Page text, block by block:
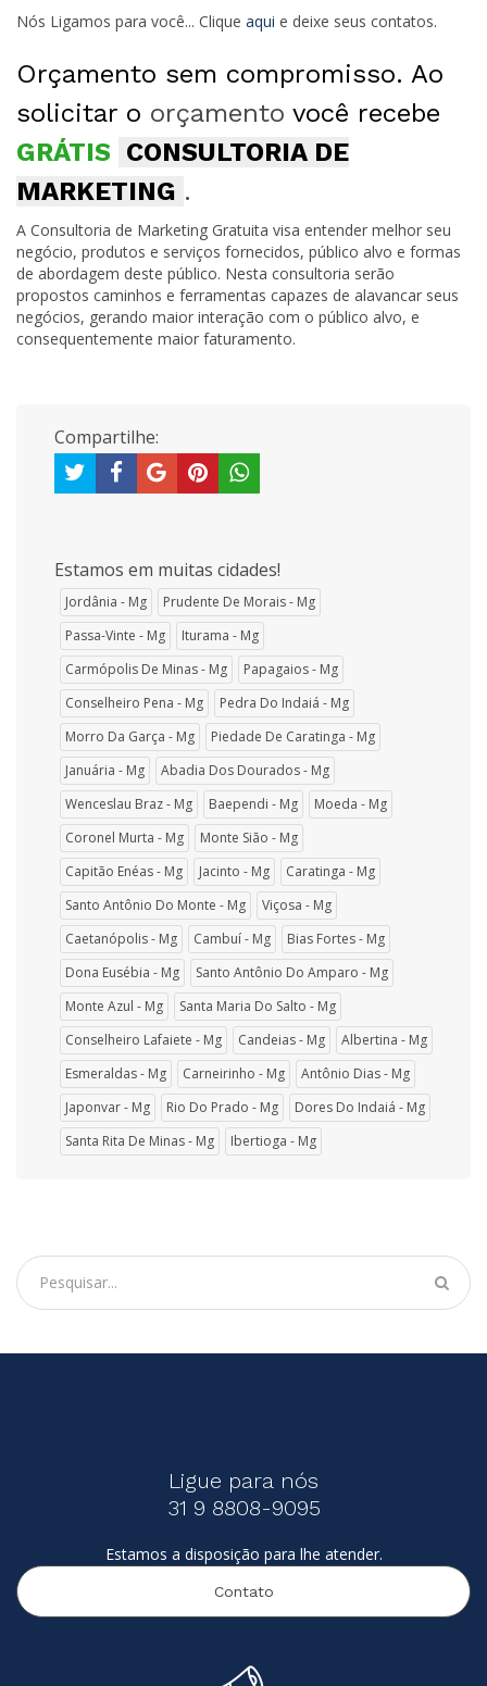
Nós Ligamos para você... Clique aqui e deixe seus contatos.
Orçamento sem compromisso. Ao
solicitar o orçamento você recebe
GRÁTIS CONSULTORIA DE
MARKETING .
A Consultoria de Marketing Gratuita visa entender melhor seu
negócio, produtos e serviços fornecidos, público alvo e formas
de abordagem deste público. Nesta consultoria serão
propostos caminhos e ferramentas capazes de alavancar seus
negócios, gerando maior interação com o público alvo, e
consequentemente maior faturamento.
Compartilhe:
Estamos em muitas cidades!
Jordânia - Mg
Prudente De Morais - Mg
Passa-Vinte - Mg
Iturama - Mg
Carmópolis De Minas - Mg
Papagaios - Mg
Conselheiro Pena - Mg
Pedra Do Indaiá - Mg
Morro Da Garça - Mg
Piedade De Caratinga - Mg
Januária - Mg
Abadia Dos Dourados - Mg
Wenceslau Braz - Mg
Baependi - Mg
Moeda - Mg
Coronel Murta - Mg
Monte Sião - Mg
Capitão Enéas - Mg
Jacinto - Mg
Caratinga - Mg
Santo Antônio Do Monte - Mg
Viçosa - Mg
Caetanópolis - Mg
Cambuí - Mg
Bias Fortes - Mg
Dona Eusébia - Mg
Santo Antônio Do Amparo - Mg
Monte Azul - Mg
Santa Maria Do Salto - Mg
Conselheiro Lafaiete - Mg
Candeias - Mg
Albertina - Mg
Esmeraldas - Mg
Carneirinho - Mg
Antônio Dias - Mg
Japonvar - Mg
Rio Do Prado - Mg
Dores Do Indaiá - Mg
Santa Rita De Minas - Mg
Ibertioga - Mg
Ligue para nós
31 9 8808-9095
Estamos a disposição para lhe atender.
Contato